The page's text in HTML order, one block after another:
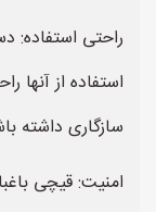
راحتی استفاده:
استفاده از آنها
سازگاری داشته
امنیت: قیچی